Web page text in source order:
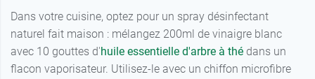
Dans votre cuisine, optez pour un spray désinfectant
naturel fait maison : mélangez 200ml de vinaigre blanc
avec 10 gouttes d'huile essentielle d'arbre à thé dans un
flacon vaporisateur. Utilisez-le avec un chiffon microfibre